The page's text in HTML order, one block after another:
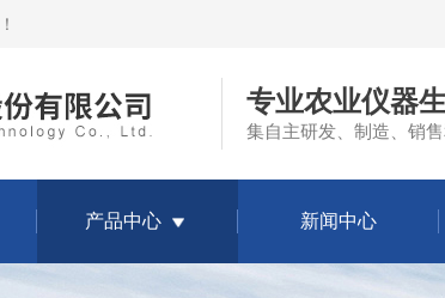
！
专业农业仪器
集自主研发、制造、销
产品中心 新闻中心